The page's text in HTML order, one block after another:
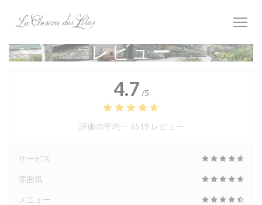
レビュー
4.7 /5
評価の平均 — 6519 レビュー
サービス
雰囲気
メニュー